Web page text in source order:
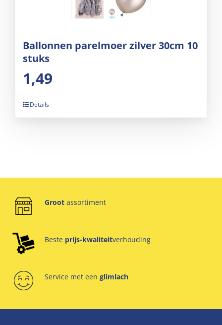
Ballonnen parelmoer zilver 30cm 10
stuks
1,49
Details
Groot assortiment
Beste prijs-kwaliteitverhouding
Service met een glimlach